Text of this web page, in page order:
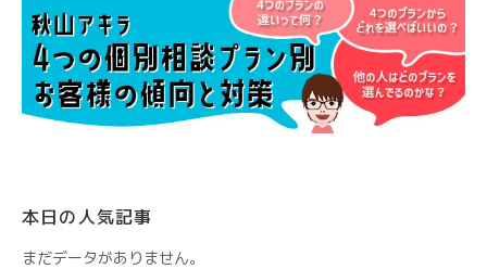
本日の人気記事
まだデータがありません。